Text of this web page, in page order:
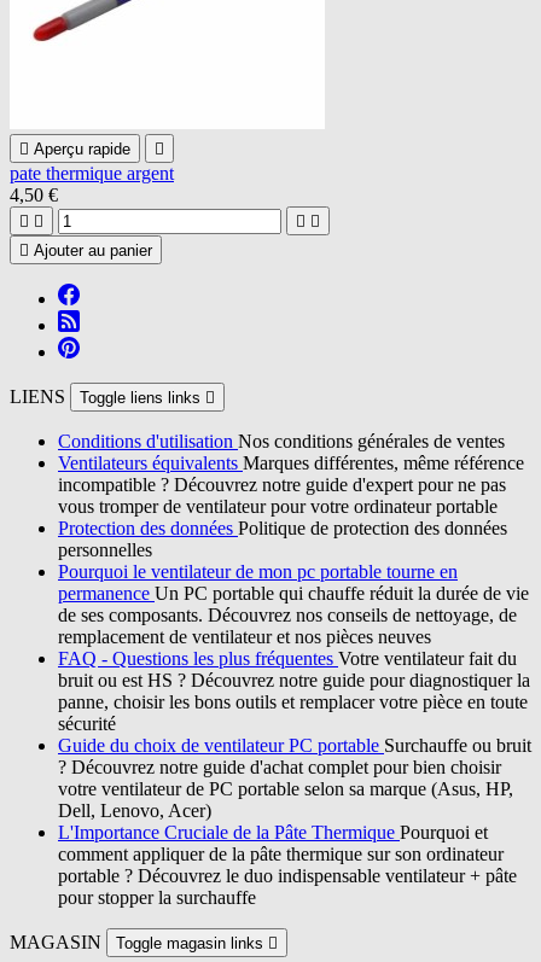
 Aperçu rapide 
pate thermique argent
4,50 €
   
 Ajouter au panier
LIENS Toggle liens links 
Conditions d'utilisation Nos conditions générales de ventes
Ventilateurs équivalents Marques différentes, même référence
incompatible ? Découvrez notre guide d'expert pour ne pas
vous tromper de ventilateur pour votre ordinateur portable
Protection des données Politique de protection des données
personnelles
Pourquoi le ventilateur de mon pc portable tourne en
permanence Un PC portable qui chauffe réduit la durée de vie
de ses composants. Découvrez nos conseils de nettoyage, de
remplacement de ventilateur et nos pièces neuves
FAQ - Questions les plus fréquentes Votre ventilateur fait du
bruit ou est HS ? Découvrez notre guide pour diagnostiquer la
panne, choisir les bons outils et remplacer votre pièce en toute
sécurité
Guide du choix de ventilateur PC portable Surchauffe ou bruit
? Découvrez notre guide d'achat complet pour bien choisir
votre ventilateur de PC portable selon sa marque (Asus, HP,
Dell, Lenovo, Acer)
L'Importance Cruciale de la Pâte Thermique Pourquoi et
comment appliquer de la pâte thermique sur son ordinateur
portable ? Découvrez le duo indispensable ventilateur + pâte
pour stopper la surchauffe
MAGASIN Toggle magasin links 